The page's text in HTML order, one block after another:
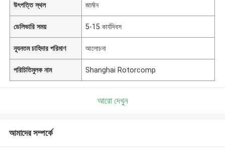
উৎপত্তি স্থল জার্মান
ডেলিভারি সময় 5-15 কার্যদিবস
ন্যূনতম চাহিদার পরিমাণ আলোচনা
পরিচিতিমুলক নাম Shanghai Rotorcomp
আরো দেখুন
আমাদের সম্পর্কে